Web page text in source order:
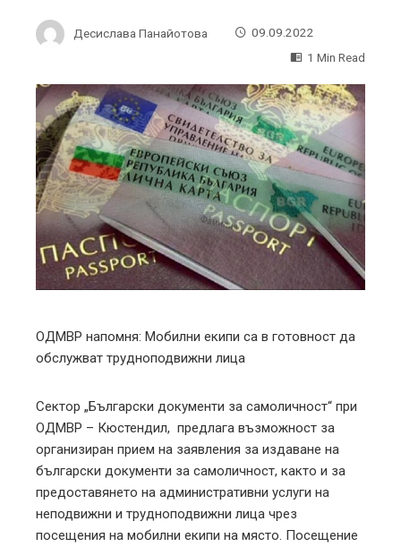
Десислава Панайотова
09.09.2022
1 Min Read
ОДМВР напомня: Мобилни екипи са в готовност да
обслужват трудноподвижни лица
Сектор „Български документи за самоличност“ при
ОДМВР – Кюстендил, предлага възможност за
организиран прием на заявления за издаване на
български документи за самоличност, както и за
предоставянето на административни услуги на
неподвижни и трудноподвижни лица чрез
посещения на мобилни екипи на място. Посещение